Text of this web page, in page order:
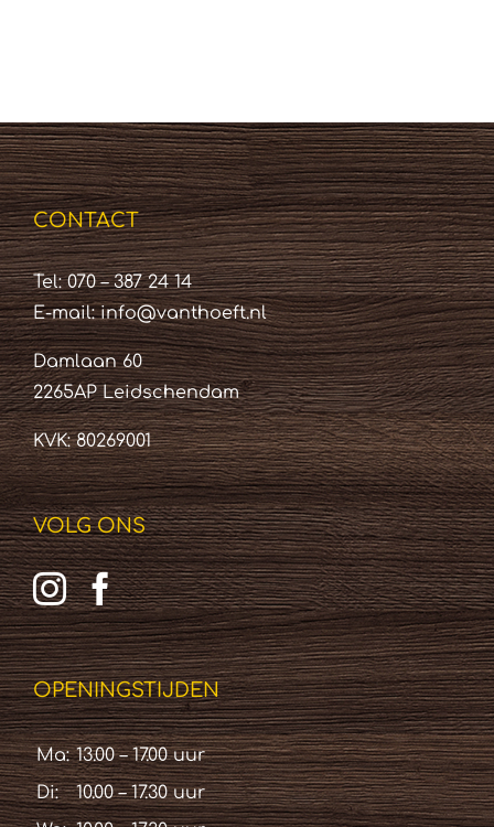
CONTACT
Tel: 070 – 387 24 14
E-mail:info@vanthoeft.nl
Damlaan 60
2265AP Leidschendam
KVK: 80269001
VOLG ONS
OPENINGSTIJDEN
Ma: 13.00 – 17.00 uur
Di:
10.00 – 17.30 uur